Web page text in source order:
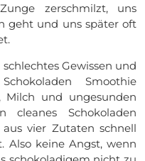
zerschmilzt, uns
geht und uns später oft
Gewissen und
Smoothie
Milch und ungesunden
Schokoladen
vier Zutaten schnell
Also keine Angst, wenn